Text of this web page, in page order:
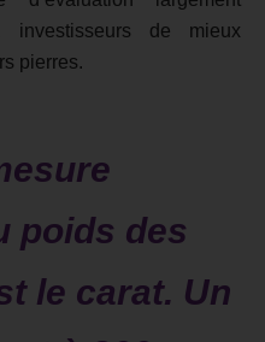
investisseurs de mieux
pierres.
poids des
le carat. Un